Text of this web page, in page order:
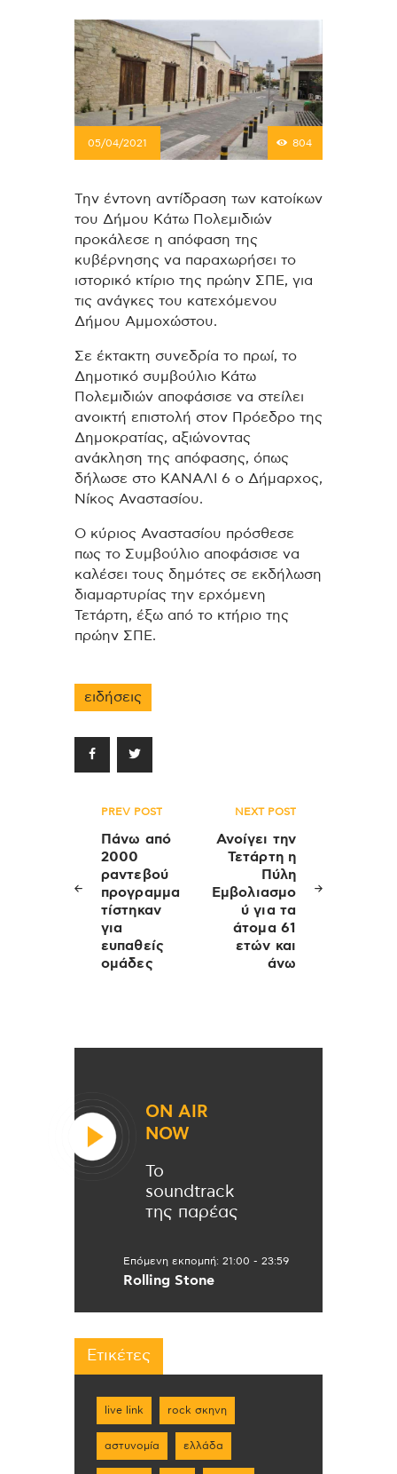
05/04/2021 804
Την έντονη αντίδραση των κατοίκων
του Δήμου Κάτω Πολεμιδιών
προκάλεσε η απόφαση της
κυβέρνησης να παραχωρήσει το
ιστορικό κτίριο της πρώην ΣΠΕ, για
τις ανάγκες του κατεχόμενου
Δήμου Αμμοχώστου.
Σε έκτακτη συνεδρία το πρωί, το
Δημοτικό συμβούλιο Κάτω
Πολεμιδιών αποφάσισε να στείλει
ανοικτή επιστολή στον Πρόεδρο της
Δημοκρατίας, αξιώνοντας
ανάκληση της απόφασης, όπως
δήλωσε στο ΚΑΝΑΛΙ 6 ο Δήμαρχος,
Νίκος Αναστασίου.
Ο κύριος Αναστασίου πρόσθεσε
πως το Συμβούλιο αποφάσισε να
καλέσει τους δημότες σε εκδήλωση
διαμαρτυρίας την ερχόμενη
Τετάρτη, έξω από το κτήριο της
πρώην ΣΠΕ.
ειδήσεις
Πλοήγηση
άρθρων
PREV POST
Πάνω από
2000
ραντεβού
προγραμμα
τίστηκαν
για
ευπαθείς
ομάδες
NEXT POST
Ανοίγει την
Τετάρτη η
Πύλη
Εμβολιασμο
ύ για τα
άτομα 61
ετών και
άνω
ON AIR
NOW
Το
soundtrack
της παρέας
Επόμενη εκπομπή: 21:00 - 23:59
Rolling Stone
Ετικέτες
live link rock σκηνη
αστυνομία ελλάδα